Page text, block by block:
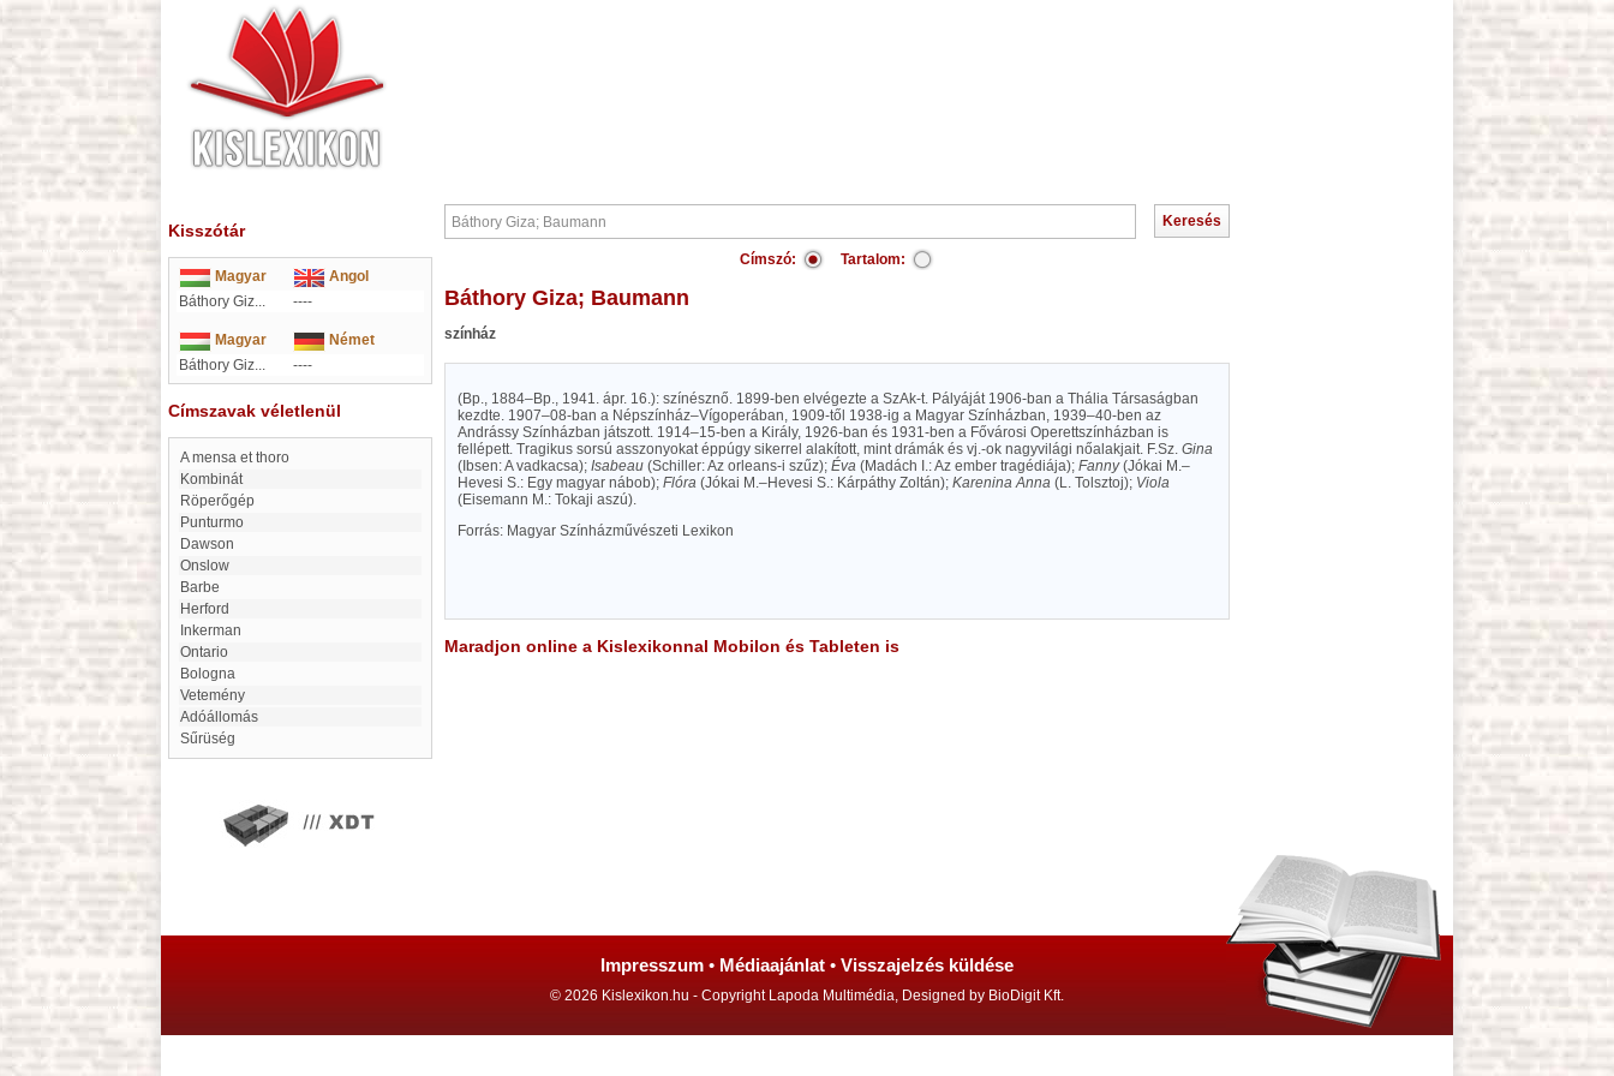
Kisszótár
Magyar
Angol
Báthory Giz...
----
Magyar
Német
Báthory Giz...
----
Címszavak véletlenül
a mensa et thoro
kombinát
Röperőgép
Punturmo
Dawson
Onslow
Barbe
Herford
Inkerman
Ontario
Bologna
Vetemény
Adóállomás
Sűrüség
Címszó: Tartalom:
Báthory Giza; Baumann
színház
(Bp., 1884–Bp., 1941. ápr. 16.): színésznő. 1899-ben elvégezte a SzAk-t. Pályáját 1906-ban a Thália Társaságban
kezdte. 1907–08-ban a Népszínház–Vígoperában, 1909-től 1938-ig a Magyar Színházban, 1939–40-ben az
Andrássy Színházban játszott. 1914–15-ben a Király, 1926-ban és 1931-ben a Fővárosi Operettszínházban is
fellépett. Tragikus sorsú asszonyokat éppúgy sikerrel alakított, mint drámák és vj.-ok nagyvilági nőalakjait. F.Sz. Gina
(Ibsen: A vadkacsa); Isabeau (Schiller: Az orleans-i szűz); Éva (Madách I.: Az ember tragédiája); Fanny(Jókai M.–
Hevesi S.: Egy magyar nábob); Flóra (Jókai M.–Hevesi S.: Kárpáthy Zoltán); Karenina Anna (L. Tolsztoj); Viola
(Eisemann M.: Tokaji aszú).
Forrás: Magyar Színházművészeti Lexikon
Maradjon online a Kislexikonnal Mobilon és Tableten is
Impresszum • Médiaajánlat • Visszajelzés küldése
© 2026 Kislexikon.hu - Copyright Lapoda Multimédia, Designed by BioDigit Kft.